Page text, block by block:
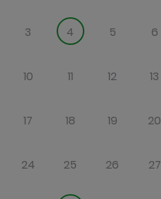
3 4 5 6
10 11 12 13
17 18 19 20
24 25 26 27